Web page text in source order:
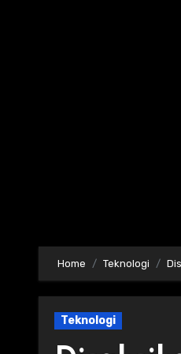
Home Teknologi
Teknologi